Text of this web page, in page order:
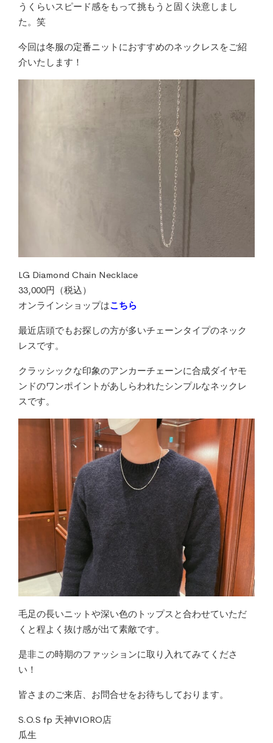
うくらいスピード感をもって挑もうと固く決意しまし
た。笑
今回は冬服の定番ニットにおすすめのネックレスをご紹
介いたします！
LG Diamond Chain Necklace
33,000円（税込）
オンラインショップはこちら
最近店頭でもお探しの方が多いチェーンタイプのネック
レスです。
クラッシックな印象のアンカーチェーンに合成ダイヤモ
ンドのワンポイントがあしらわれたシンプルなネックレ
スです。
毛足の長いニットや深い色のトップスと合わせていただ
くと程よく抜け感が出て素敵です。
是非この時期のファッションに取り入れてみてくださ
い！
皆さまのご来店、お問合せをお待ちしております。
S.O.S fp 天神VIORO店
瓜生